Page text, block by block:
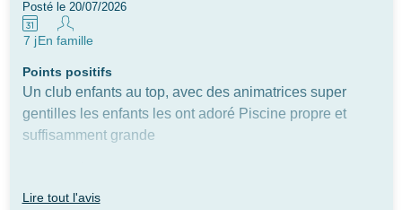
Posté le 20/07/2026
7 jEn famille
Points positifs
Un club enfants au top, avec des animatrices super
gentilles les enfants les ont adoré Piscine propre et
suffisamment grande
Lire tout l'avis